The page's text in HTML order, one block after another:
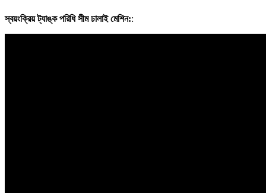
স্বয়ংক্রিয় ট্যাঙ্ক পরিধি সীম ঢালাই মেশিন::